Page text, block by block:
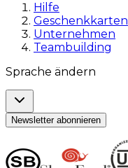
Hilfe
Geschenkkarten
Unternehmen
Teambuilding
Sprache ändern
Newsletter abonnieren